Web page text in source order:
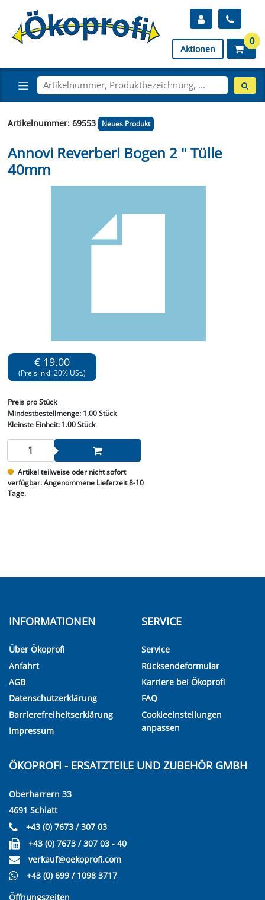
Aktionen
0
Artikelnummer: 69553 Neues Produkt
Annovi Reverberi Bogen 2 " Tülle
40mm
€ 19.00
(Preis inkl. 20% USt.)
Preis pro Stück
Mindestbestellmenge: 1.00 Stück
Kleinste Einheit:1.00 Stück
Artikel teilweise oder nicht sofort
verfügbar. Angenommene Lieferzeit 8-10
Tage.
INFORMATIONEN
Über Ökoprofi
Anfahrt
AGB
Datenschutzerklärung
Barrierefreiheitserklärung
Impressum
SERVICE
Service
Rücksendeformular
Karriere bei Ökoprofi
FAQ
Cookieeinstellungen
anpassen
ÖKOPROFI - ERSATZTEILE UND ZUBEHÖR GMBH
Oberharrern 33
4691 Schlatt
+43 (0) 7673 / 307 03
+43 (0) 7673 / 307 03 - 40
verkauf@oekoprofi.com
+43 (0) 699 / 1098 3717
Öffnungszeiten